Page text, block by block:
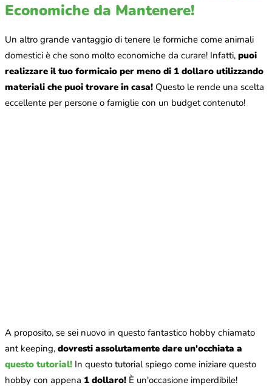
Economiche da Mantenere!
Un altro grande vantaggio di tenere le formiche come animali
domestici è che sono molto economiche da curare! Infatti, puoi
realizzare il tuo formicaio per meno di 1 dollaro utilizzando
materiali che puoi trovare in casa! Questo le rende una scelta
eccellente per persone o famiglie con un budget contenuto!
A proposito, se sei nuovo in questo fantastico hobby chiamato
ant keeping, dovresti assolutamente dare un'occhiata a
questo tutorial! In questo tutorial spiego come iniziare questo
hobby con appena 1 dollaro! È un'occasione imperdibile!